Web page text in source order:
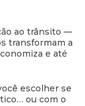
ao trânsito —
transformam a
e até
escolher se
ou com o